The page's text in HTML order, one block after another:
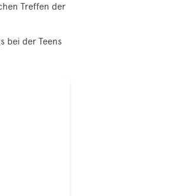
Treffen der
bei der Teens